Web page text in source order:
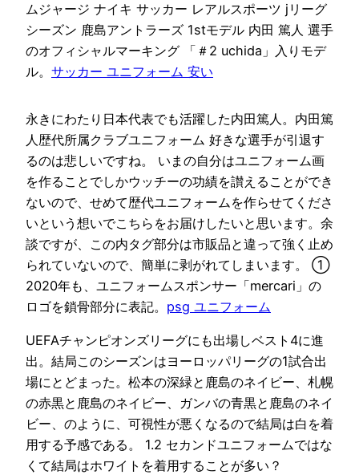
ムジャージ ナイキ サッカー レアルスポーツ jリーグ
シーズン 鹿島アントラーズ 1stモデル 内田 篤人 選手
のオフィシャルマーキング 「＃2 uchida」入りモデ
ル。 サッカー ユニフォーム 安い
永きにわたり日本代表でも活躍した内田篤人。内田篤
人歴代所属クラブユニフォーム 好きな選手が引退す
るのは悲しいですね。 いまの自分はユニフォーム画
を作ることでしかウッチーの功績を讃えることができ
ないので、せめて歴代ユニフォームを作らせてくださ
いという想いでこちらをお届けしたいと思います。余
談ですが、この内タグ部分は市販品と違って強く止め
られていないので、簡単に剥がれてしまいます。 ①
2020年も、ユニフォームスポンサー「mercari」の
ロゴを鎖骨部分に表記。 psg ユニフォーム
UEFAチャンピオンズリーグにも出場しベスト4に進
出。結局このシーズンはヨーロッパリーグの1試合出
場にとどまった。松本の深緑と鹿島のネイビー、札幌
の赤黒と鹿島のネイビー、ガンバの青黒と鹿島のネイ
ビー、のように、可視性が悪くなるので結局は白を着
用する予感である。 1.2 セカンドユニフォームではな
くて結局はホワイトを着用することが多い？